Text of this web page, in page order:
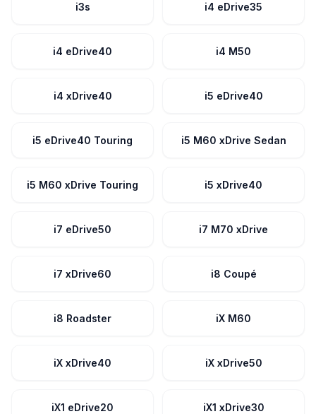
i3s i4 eDrive35
i4 eDrive40 i4 M50
i4 xDrive40 i5 eDrive40
i5 eDrive40 Touring i5 M60 xDrive Sedan
i5 M60 xDrive Touring i5 xDrive40
i7 eDrive50 i7 M70 xDrive
i7 xDrive60 i8 Coupé
i8 Roadster iX M60
iX xDrive40 iX xDrive50
iX1 eDrive20 iX1 xDrive30